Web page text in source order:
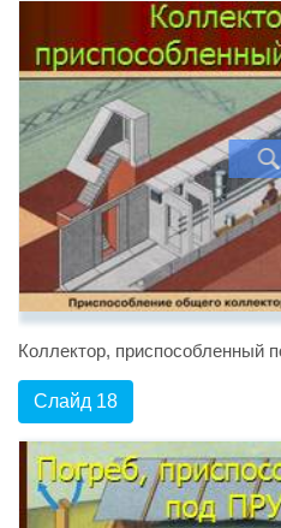
Коллектор, приспособленный
Слайд 18